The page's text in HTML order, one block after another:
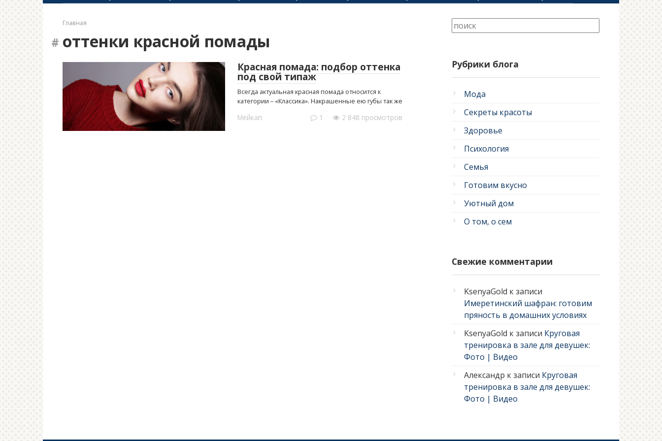
Главная
оттенки красной помады
Красная помада: подбор оттенка
под свой типаж
Всегда актуальная красная помада относится к
категории – «Классика». Накрашенные ею губы так же
Мейкап 1 2 848 просмотров
Рубрики блога
Мода
Секреты красоты
Здоровье
Психология
Семья
Готовим вкусно
Уютный дом
О том, о сем
Свежие комментарии
KsenyaGold к записи
Имеретинский шафран: готовим
пряность в домашних условиях
KsenyaGold к записи Круговая
тренировка в зале для девушек:
Фото | Видео
Александр к записи Круговая
тренировка в зале для девушек:
Фото | Видео